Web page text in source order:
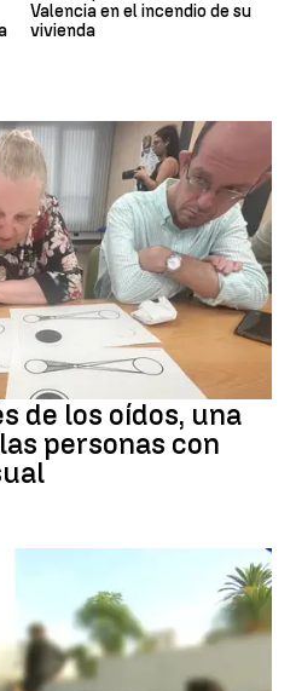
Valencia en el incendio de su
vivienda
de los oídos, una
personas con